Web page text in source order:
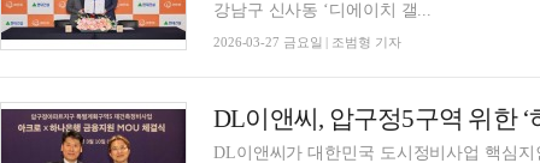
강남구 신사동 ‘디에이치 갤...
2026-03-27 금요일 | 조범형 기자
DL이앤씨, 압구정5구역 위한
DL이앤씨가 대한민국 도시정비사업 핵심